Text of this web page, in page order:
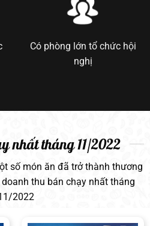
Có phòng lớn tổ chức hội
nghị
nhất tháng 11/2022
số món ăn đã trở thành thương
thu bán chạy nhất tháng
2022